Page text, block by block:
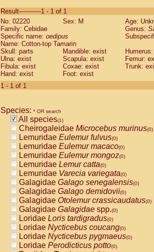
CebidaeSaguinus labiatus(0)
Cebidae Saguinus leucopus (0)
Cebidae
CebidaeSaguinus mystax
Cebidae Saguinus nigricollis (0)
Cebidae Saguinus oedipus
Cebidae Saguinus weddelli
Cebidae Saguinusspp.
Cebidae
CebidaeCebus capucinus
CebidaeCebus nigrivittatus
CebidaeCebus spp.(0)
CebidaeSaimiri boliviensis(0)
CebidaeSaimiri sciureus(0)
AtelidaeAlouatta caraya(0)
AtelidaeAlouatta fusca(0)
AtelidaeAlouatta seniculus(0)
AtelidaeAlouattaspp.(0)
AtelidaeAteles belzebuth(0)
AtelidaeAteles geoffroyi(0)
AtelidaeAteles paniscus(0)
AtelidaeAtelesspp.(0)
AtelidaeLagothrix lagothricha(0)
AtelidaeLagothrix lagothricha cana
PitheciidaeCacajao calvus
Result-----------1 - 1 of 1
No: 02220
Sex: M
Age:
Family: Cebidae
Genus:
Specific name: oedipus
Name: Cotton-top Tamarin
Skull: parts
Mandible: exist
Ulna: exist
Scapula: exist
Femur:
Fibula: exist
Coxae: exist
Trunk:
Hand: exist
Foot: exist
1 - 1 of 1
Species: * OR search
All species(1)
Cheirogaleidae Microcebus murinus(0)
Lemuridae Eulemur fulvus(0)
Lemuridae Eulemur macaco(0)
Lemuridae Eulemur mongoz(0)
Lemuridae Lemur catta(0)
Lemuridae Varecia variegata(0)
Galagidae Galago senegalensis(0)
Galagidae Galago demidovii(0)
Galagidae Otolemur crassicaudatus(0)
Galagidae Galagidae spp.(0)
Loridae Loris tardigradus(0)
Loridae Nycticebus coucang(0)
Loridae Nycticebus pygmaeus(0)
Loridae Perodicticus potto(0)